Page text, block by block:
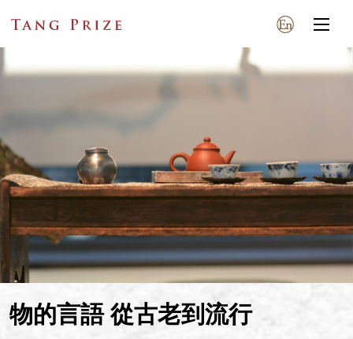
物的言語 從古老到流行